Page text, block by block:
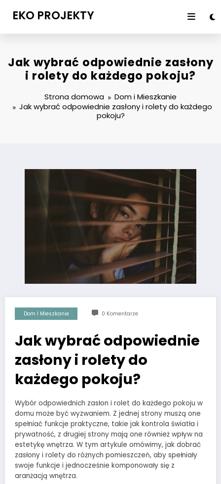
EKO PROJEKTY
Jak wybrać odpowiednie zasłony
i rolety do każdego pokoju?
Strona domowa
Dom i Mieszkanie
Jak wybrać odpowiednie zasłony i rolety do każdego
pokoju?
Dom I Mieszkanie 0 Komentarze
Jak wybrać odpowiednie
zasłony i rolety do
każdego pokoju?
Wybór odpowiednich zasłon i rolet do każdego pokoju w
domu może być wyzwaniem. Z jednej strony muszą one
spełniać funkcje praktyczne, takie jak kontrola światła i
prywatność, z drugiej strony mają one również wpływ na
estetykę wnętrza. W tym artykule omówimy, jak dobrać
zasłony i rolety do różnych pomieszczeń, aby spełniały
swoje funkcje i jednocześnie komponowały się z
aranżacją wnętrza.